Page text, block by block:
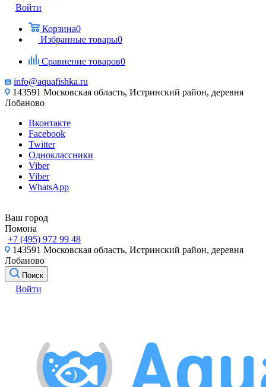
Войти
Корзина0
Избранные товары0
Сравнение товаров0
info@aquafishka.ru
143591 Московская область, Истринский район, деревня
Лобаново
Вконтакте
Facebook
Twitter
Одноклассники
Viber
Viber
WhatsApp
Ваш город
Помона
+7 (495) 972 99 48
143591 Московская область, Истринский район, деревня
Лобаново
Поиск
Войти